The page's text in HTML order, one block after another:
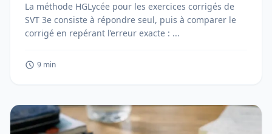
La méthode HGLycée pour les exercices corrigés de
SVT 3e consiste à répondre seul, puis à comparer le
corrigé en repérant l’erreur exacte : ...
9 min